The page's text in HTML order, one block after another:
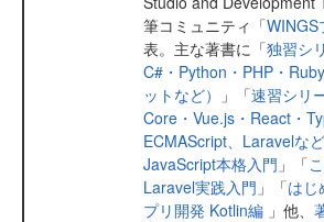
筆コミュニティ「WINGS
表。主な著書に「独習シ
C#・Python・PHP・
ットなど）
」「速習シリ
Core・Vue.js・React・
ECMAScript、Laravelなど
JavaScript本格入門 」「
Laravel実践入門 」「はじ
プリ開発 Kotlin編 」他、